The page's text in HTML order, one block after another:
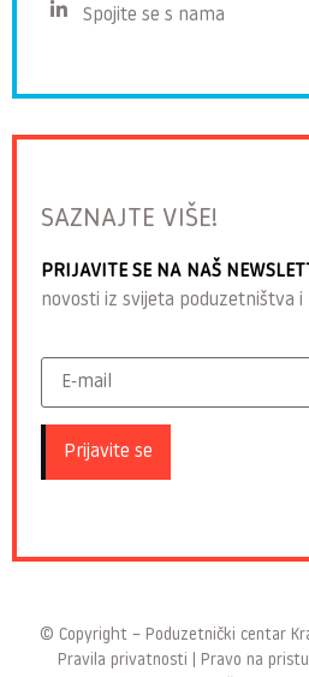
Spojite se s nama
SAZNAJTE VIŠE!
PRIJAVITE SE NA NAŠ
novosti iz svijeta poduzetništva i
© Copyright – Poduzetnički centar
Pravila privatnosti
Pravo na